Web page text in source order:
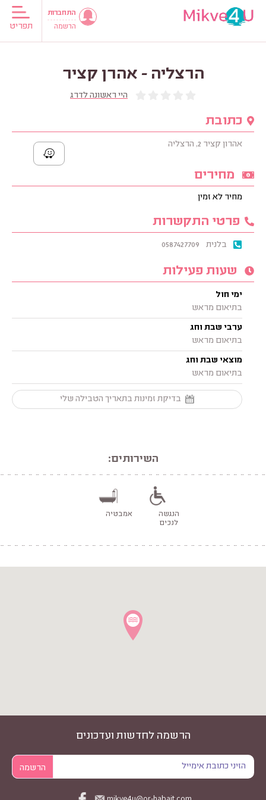
תפריט
התחברות
הרשמה
הרצליה - אהרן קציר
היי ראשונה לדרג
כתובת
אהרון קציר 2, הרצליה
מחירים
מחיר לא זמין
פרטי התקשרות
בלנית 0587427709
שעות פעילות
ימי חול
בתיאום מראש
ערבי שבת וחג
בתיאום מראש
מוצאי שבת וחג
בתיאום מראש
בדיקת זמינות בתאריך הטבילה שלי
השירותים:
הנגשה
לנכים
אמבטיה
הרשמה לחדשות ועדכונים